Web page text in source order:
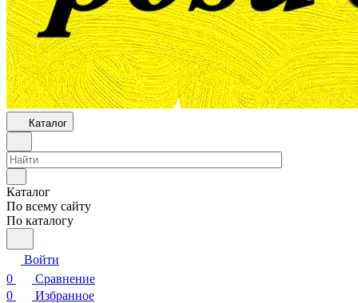
Каталог
Каталог
По всему сайту
По каталогу
Войти
0
Сравнение
0
Избранное